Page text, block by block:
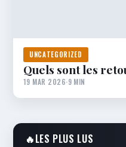
UNCATEGORIZED
Quels sont les
19 MAR 2026·9 MIN
🔥LES PLUS LUS